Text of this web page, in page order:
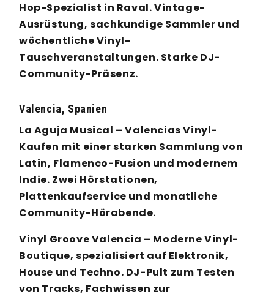
Hop-Spezialist in Raval. Vintage-
Ausrüstung, sachkundige Sammler und
wöchentliche Vinyl-
Tauschveranstaltungen. Starke DJ-
Community-Präsenz.
Valencia, Spanien
La Aguja Musical – Valencias Vinyl-
Kaufen mit einer starken Sammlung von
Latin, Flamenco-Fusion und modernem
Indie. Zwei Hörstationen,
Plattenkaufservice und monatliche
Community-Hörabende.
Vinyl Groove Valencia – Moderne Vinyl-
Boutique, spezialisiert auf Elektronik,
House und Techno. DJ-Pult zum Testen
von Tracks, Fachwissen zur